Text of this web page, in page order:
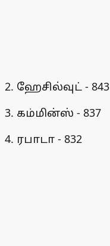
2. ஹேசில்வுட் - 843
3. கம்மின்ஸ் - 837
4. ரபாடா - 832